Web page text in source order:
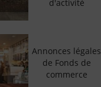
d'activité
Annonces légales
de Fonds de
commerce